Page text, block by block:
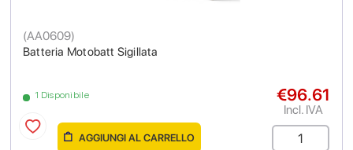
Batteria Motobatt Sigillata
(AA0609)
1 Disponibile €96.61
Incl. IVA
AGGIUNGI AL CARRELLO